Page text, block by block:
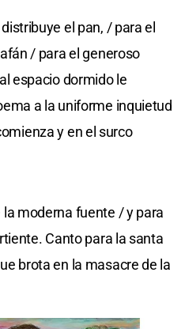
el pan, / para el
/ para el generoso
espacio dormido le
a la uniforme inquietud
y en el surco
moderna fuente / y para
Canto para la santa
brota en la masacre de la